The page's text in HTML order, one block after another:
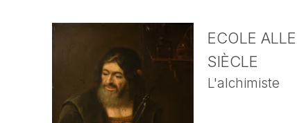
ECOLE
SIÈCLE
L'alchimiste